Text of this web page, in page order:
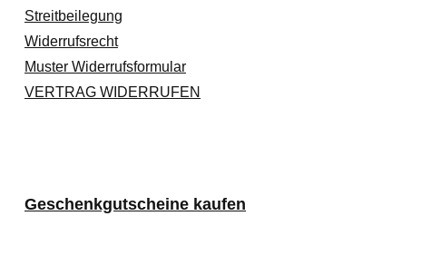
Streitbeilegung
Widerrufsrecht
Muster Widerrufsformular
VERTRAG WIDERRUFEN
Geschenkgutscheine kaufen